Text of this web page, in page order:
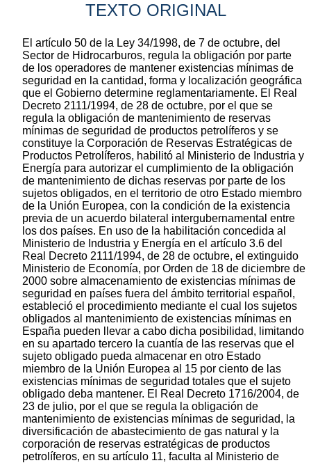
TEXTO ORIGINAL
El artículo 50 de la Ley 34/1998, de 7 de octubre, del
Sector de Hidrocarburos, regula la obligación por parte
de los operadores de mantener existencias mínimas de
seguridad en la cantidad, forma y localización geográfica
que el Gobierno determine reglamentariamente. El Real
Decreto 2111/1994, de 28 de octubre, por el que se
regula la obligación de mantenimiento de reservas
mínimas de seguridad de productos petrolíferos y se
constituye la Corporación de Reservas Estratégicas de
Productos Petrolíferos, habilitó al Ministerio de Industria y
Energía para autorizar el cumplimiento de la obligación
de mantenimiento de dichas reservas por parte de los
sujetos obligados, en el territorio de otro Estado miembro
de la Unión Europea, con la condición de la existencia
previa de un acuerdo bilateral intergubernamental entre
los dos países. En uso de la habilitación concedida al
Ministerio de Industria y Energía en el artículo 3.6 del
Real Decreto 2111/1994, de 28 de octubre, el extinguido
Ministerio de Economía, por Orden de 18 de diciembre de
2000 sobre almacenamiento de existencias mínimas de
seguridad en países fuera del ámbito territorial español,
estableció el procedimiento mediante el cual los sujetos
obligados al mantenimiento de existencias mínimas en
España pueden llevar a cabo dicha posibilidad, limitando
en su apartado tercero la cuantía de las reservas que el
sujeto obligado pueda almacenar en otro Estado
miembro de la Unión Europea al 15 por ciento de las
existencias mínimas de seguridad totales que el sujeto
obligado deba mantener. El Real Decreto 1716/2004, de
23 de julio, por el que se regula la obligación de
mantenimiento de existencias mínimas de seguridad, la
diversificación de abastecimiento de gas natural y la
corporación de reservas estratégicas de productos
petrolíferos, en su artículo 11, faculta al Ministerio de